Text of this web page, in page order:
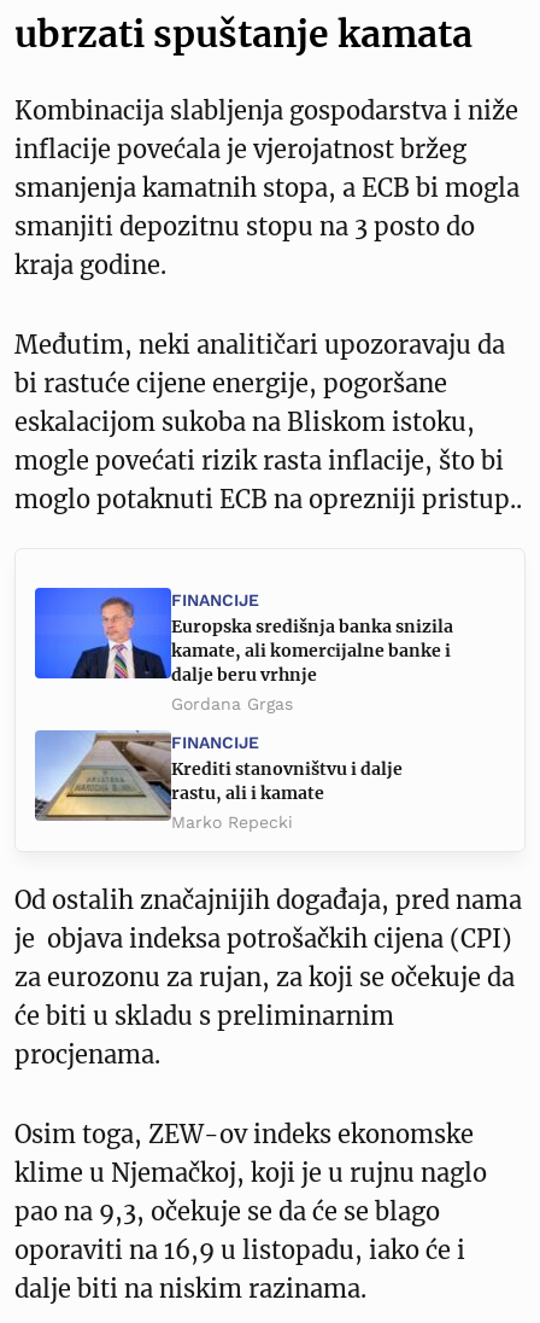
ubrzati spuštanje kamata
Kombinacija slabljenja gospodarstva i niže
inflacije povećala je vjerojatnost bržeg
smanjenja kamatnih stopa, a ECB bi mogla
smanjiti depozitnu stopu na 3 posto do
kraja godine.
Međutim, neki analitičari upozoravaju da
bi rastuće cijene energije, pogoršane
eskalacijom sukoba na Bliskom istoku,
mogle povećati rizik rasta inflacije, što bi
moglo potaknuti ECB na oprezniji pristup..
FINANCIJE
Europska središnja banka snizila
kamate, ali komercijalne banke i
dalje beru vrhnje
Gordana Grgas
FINANCIJE
Krediti stanovništvu i dalje
rastu, ali i kamate
Marko Repecki
Od ostalih značajnijih događaja, pred nama
je objava indeksa potrošačkih cijena (CPI)
za eurozonu za rujan, za koji se očekuje da
će biti u skladu s preliminarnim
procjenama.
Osim toga, ZEW-ov indeks ekonomske
klime u Njemačkoj, koji je u rujnu naglo
pao na 9,3, očekuje se da će se blago
oporaviti na 16,9 u listopadu, iako će i
dalje biti na niskim razinama.